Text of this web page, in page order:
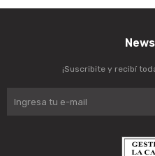
¡Suscribite y recibí